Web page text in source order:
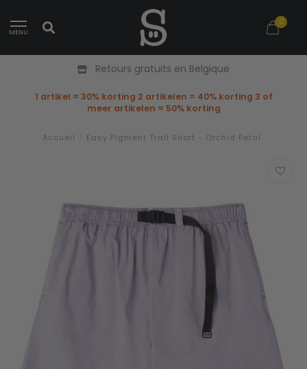
MENU
0
Retours gratuits en Belgique
1 artikel = 30% korting 2 artikelen = 40% korting 3 of
meer artikelen = 50% korting
Accueil Easy Pigment Trail Short - Orchid Petal